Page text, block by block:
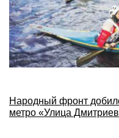
Народный фронт
метро «Улица